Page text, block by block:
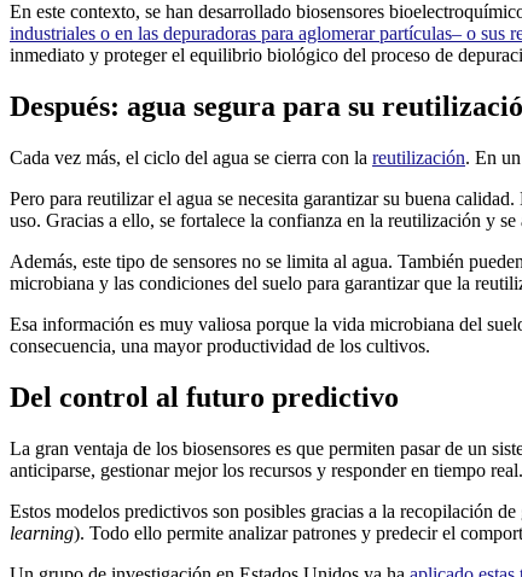
En este contexto, se han desarrollado biosensores
industriales o en las depuradoras para aglomerar partículas– o sus
inmediato y proteger el equilibrio biológico del proceso de
Después: agua segura para su
Cada vez más, el ciclo del agua se cierra con la reutilización. En
Pero para reutilizar el agua se necesita garantizar su buena
uso. Gracias a ello, se fortalece la confianza en la reutilización y
Además, este tipo de sensores no se limita al agua. También
microbiana y las condiciones del suelo para garantizar que la
Esa información es muy valiosa porque la vida microbiana del
consecuencia, una mayor productividad de los cultivos.
Del control al futuro predictivo
La gran ventaja de los biosensores es que permiten pasar de un
anticiparse, gestionar mejor los recursos y responder en tiempo real.
Estos modelos predictivos son posibles gracias a la recopilación
learning). Todo ello permite analizar patrones y predecir el